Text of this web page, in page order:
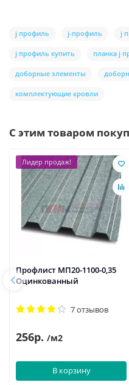
j профиль j-профиль j
j профиль купить планка j
доборные элементы
комплектующие кровли
С этим товаром
Лидер продаж!
Профлист МП20-1100-0,35
Оцинкованный
7 отзывов
256р. /м2
В корзину